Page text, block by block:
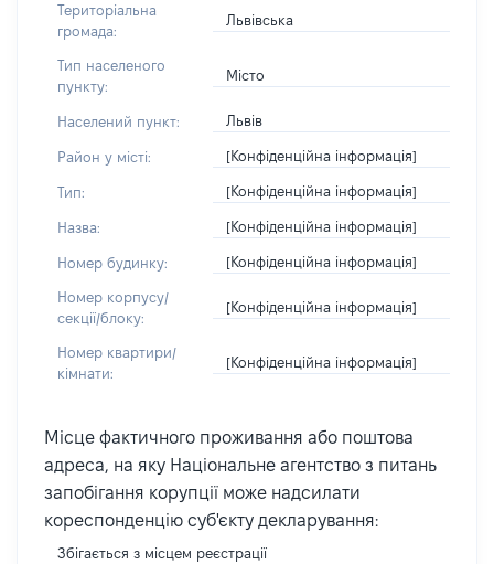
Територіальна
громада:
Львівська
Тип населеного
пункту:
Місто
Населений пункт: Львів
Район у місті: [Конфіденційна інформація]
Тип: [Конфіденційна інформація]
Назва: [Конфіденційна інформація]
Номер будинку: [Конфіденційна інформація]
Номер корпусу/
секції/блоку:
[Конфіденційна інформація]
Номер квартири/
кімнати:
[Конфіденційна інформація]
Місце фактичного проживання або поштова
адреса, на яку Національне агентство з питань
запобігання корупції може надсилати
кореспонденцію суб'єкту декларування:
Збігається з місцем реєстрації